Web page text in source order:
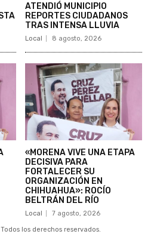
ATENDIÓ MUNICIPIO
REPORTES CIUDADANOS
TRAS INTENSA LLUVIA
Local 8 agosto, 2026
«MORENA VIVE UNA ETAPA
DECISIVA PARA
FORTALECER SU
ORGANIZACIÓN EN
CHIHUAHUA»: ROCÍO
BELTRÁN DEL RÍO
Local 7 agosto, 2026
los derechos reservados.